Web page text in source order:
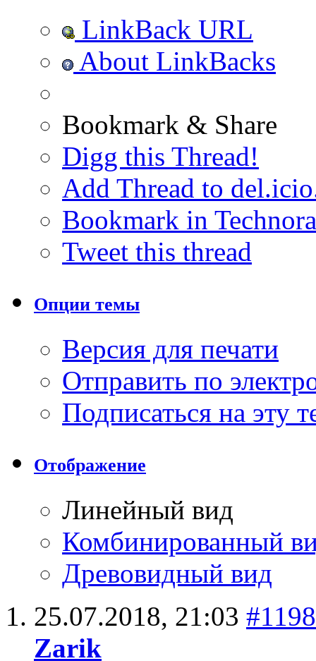
LinkBack URL
About LinkBacks
Bookmark & Share
Digg this Thread!
Add Thread to
Bookmark in
Tweet this thread
Опции темы
Версия для печати
Отправить по
Подписаться на эту
Отображение
Линейный вид
Комбинированный
Древовидный вид
25.07.2018, 21:03
Zarik